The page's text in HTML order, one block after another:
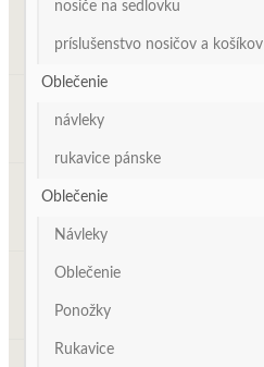
nosiče na sedlovku
príslušenstvo nosičov a košíkov
Oblečenie
návleky
rukavice pánske
Oblečenie
Návleky
Oblečenie
Ponožky
Rukavice